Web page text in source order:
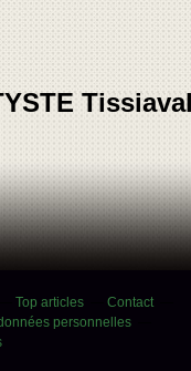
Top articles
Contact
personnelles